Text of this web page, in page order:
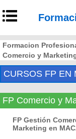
Formacion
Comercio y
CURSOS FP EN
FP Comercio y
FP Gestión
Marketing en